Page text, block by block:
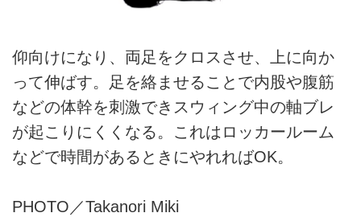
仰向けになり、両足をクロスさせ、上に向か
って伸ばす。足を絡ませることで内股や腹筋
などの体幹を刺激できスウィング中の軸ブレ
が起こりにくくなる。これはロッカールーム
などで時間があるときにやれればOK。
PHOTO／Takanori Miki